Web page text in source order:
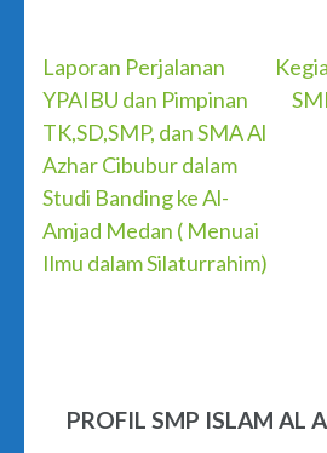
Post
navigation
Laporan Perjalanan
YPAIBU dan Pimpinan
TK,SD,SMP, dan SMA Al
Azhar Cibubur dalam
Studi Banding ke Al-
Amjad Medan ( Menuai
Ilmu dalam Silaturrahim)
PROFIL SMP ISLAM AL